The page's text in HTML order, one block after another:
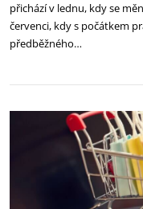
přichází v lednu, kdy se
červenci, kdy s počátkem
předběžného…